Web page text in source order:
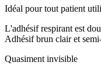
Idéal pour tout patient
L'adhésif respirant est
Adhésif brun clair et
Quasiment invisible